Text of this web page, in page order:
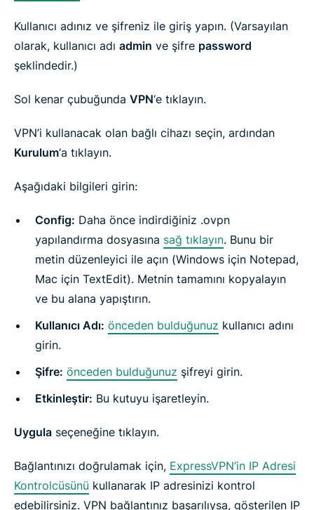
Kullanıcı adınız ve şifreniz ile giriş yapın. (Varsayılan
olarak, kullanıcı adı admin ve şifre password
şeklindedir.)
Sol kenar çubuğunda VPN‘e tıklayın.
VPN’i kullanacak olan bağlı cihazı seçin, ardından
Kurulum‘a tıklayın.
Aşağıdaki bilgileri girin:
Config: Daha önce indirdiğiniz .ovpn
yapılandırma dosyasına sağ tıklayın. Bunu bir
metin düzenleyici ile açın (Windows için Notepad,
Mac için TextEdit). Metnin tamamını kopyalayın
ve bu alana yapıştırın.
Kullanıcı Adı: önceden bulduğunuz kullanıcı adını
girin.
Şifre: önceden bulduğunuz şifreyi girin.
Etkinleştir: Bu kutuyu işaretleyin.
Uygula seçeneğine tıklayın.
Bağlantınızı doğrulamak için, ExpressVPN’in IP Adresi
Kontrolcüsünü kullanarak IP adresinizi kontrol
edebilirsiniz. VPN bağlantınız başarılıysa, gösterilen IP